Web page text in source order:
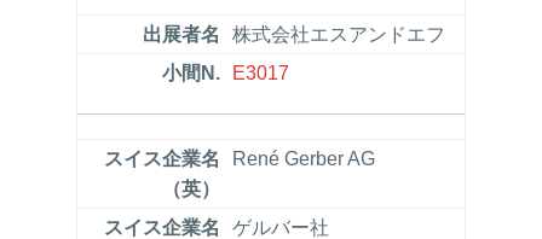
株式会社エスアンドエフ
E3017
René Gerber AG
ゲルバー社